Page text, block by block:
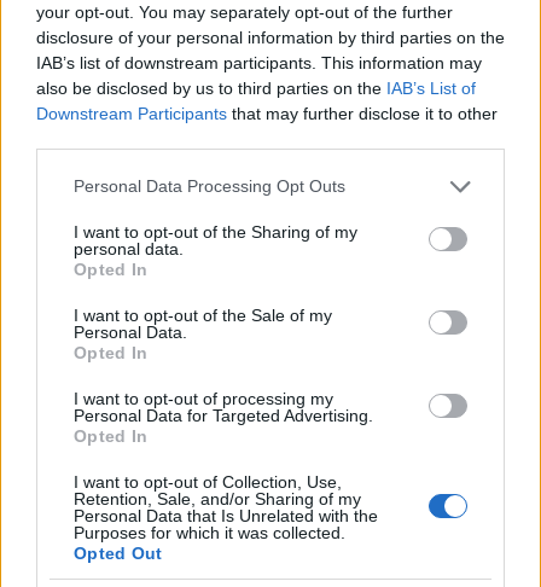
your opt-out. You may separately opt-out of the further
disclosure of your personal information by third parties on the
IAB’s list of downstream participants. This information may
also be disclosed by us to third parties on the IAB’s List of
Downstream Participants that may further disclose it to other
Please note that this website/app uses one or more Google
not limited to your visit or usage behaviour. You may click to
grant or deny consent to Google and its third-party tags to
use your data for below specified purposes in below Google
consent section.
Personal Data Processing Opt Outs
I want to opt-out of the Sharing of my
personal data.
Opted In
I want to opt-out of the Sale of my
Personal Data.
Opted In
I want to opt-out of processing my
Personal Data for Targeted Advertising.
Opted In
I want to opt-out of Collection, Use,
Retention, Sale, and/or Sharing of my
Personal Data that Is Unrelated with the
Purposes for which it was collected.
Opted Out
rappresentata dai militanti di Al-Shabaab che
operano dalla vicina Somalia.
STIPENDIO DI BARBARA STARR CNN
giornalista negli Stati Uniti,Starr riceve uno
stipendio annuo compreso tra 24.292 e
72.507$, che si traduce in un salario orario
PATRIMONIO NETTO DI BARBARA
STARR
Barbara ha un patrimonio netto stimato di
$100.000- $500.000a partire dal 2020. Ciò
include il suo patrimonio, il suo denaro e il suo
reddito. La sua principale fonte di reddito è la sua
carriera come personaggio televisivo. Attraverso le